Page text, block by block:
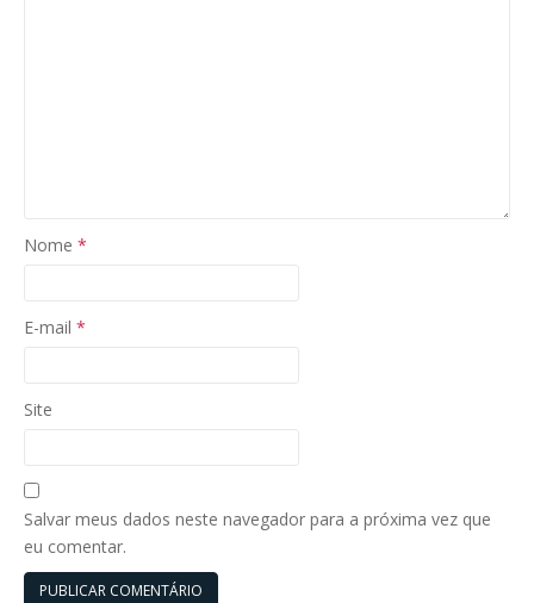
Nome *
E-mail *
Site
Salvar meus dados neste navegador para a próxima vez que
eu comentar.